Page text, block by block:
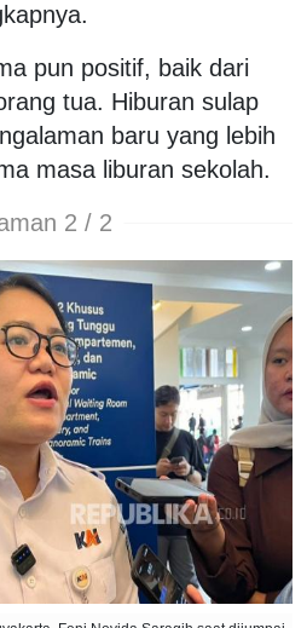
pun positif, baik dari
tua. Hiburan sulap
baru yang lebih
masa liburan sekolah.
2 / 2